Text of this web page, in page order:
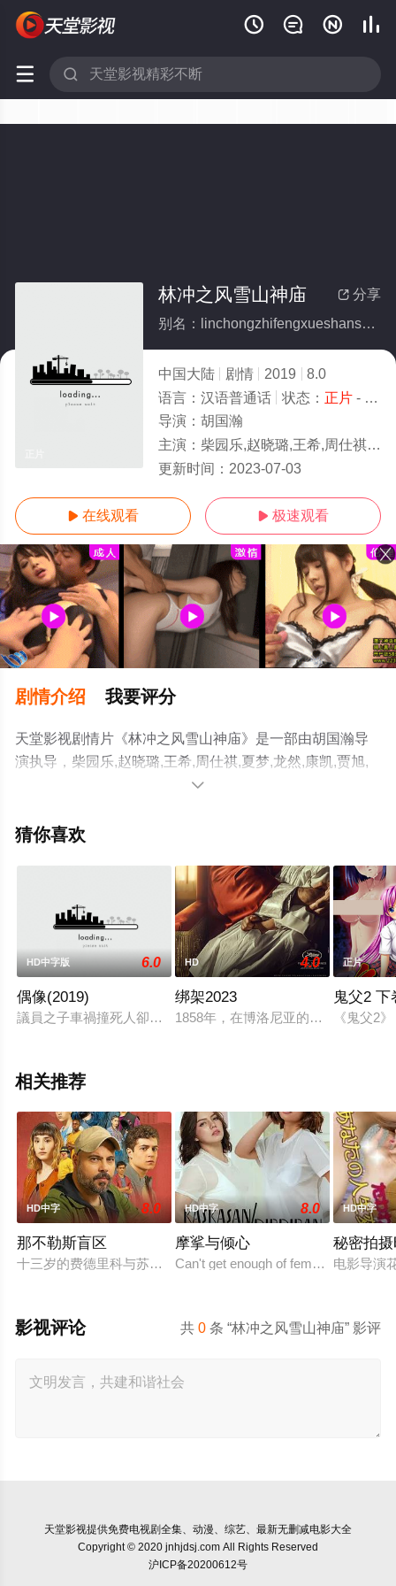
   
 
 分享
林冲之风雪山神庙
别名：linchongzhifengxueshanshenmiao
中国大陆 剧情 2019
8.0
语言： 汉语普通话 状态： 正片- 免费在线观看
导演： 胡国瀚
主演： 柴园乐,赵晓璐,王希,周仕祺,夏梦,龙然,康凯,贾旭,马英杰,王崇
更新时间： 2023-07-03
 在线观看  极速观看
剧情介绍 我要评分
天堂影视剧情片《林冲之风雪山神庙》是一部由胡国瀚导
演执导，柴园乐,赵晓璐,王希,周仕祺,夏梦,龙然,康凯,贾旭,
马英杰,王崇等演员精彩演绎的中国大陆电影，手机免费观
信息可移步至豆瓣电影、电视猫或剧情网等平台了解。

猜你喜欢
HD中字版 6.0
偶像(2019)
議員之子車禍撞死人卻肇事逃逸回家，議員政治生涯陷入危機
HD 4.0
绑架2023
1858年，在博洛尼亚的犹太区，教
正片
鬼父2 下
《鬼父2
相关推荐
HD中字 8.0
那不勒斯盲区
十三岁的费德里科与苏西，是那不勒斯两大死敌大佬的后代。
HD中字 8.0
摩挲与倾心
Can't get enough of female to female
HD中字
秘密拍
电影导演
共0 条 “林冲之风雪山神庙” 影评
影视评论
天堂影视提供免费电视剧全集、动漫、综艺、最新无删减电影大全
Copyright © 2020 jnhjdsj.com All Rights Reserved
沪ICP备20200612号